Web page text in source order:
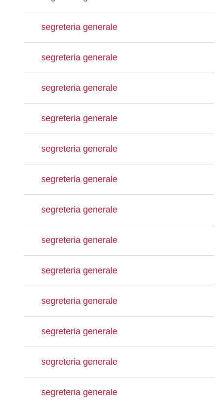
segreteria generale
segreteria generale
segreteria generale
segreteria generale
segreteria generale
segreteria generale
segreteria generale
segreteria generale
segreteria generale
segreteria generale
segreteria generale
segreteria generale
segreteria generale